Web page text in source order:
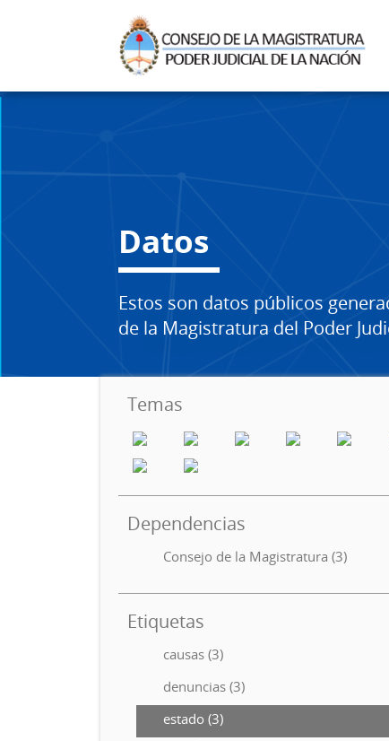
Datos
Estos son datos públicos
de la Magistratura del Poder
Temas
Dependencias
Consejo de la Magistratura (3)
Etiquetas
causas (3)
denuncias (3)
estado (3)